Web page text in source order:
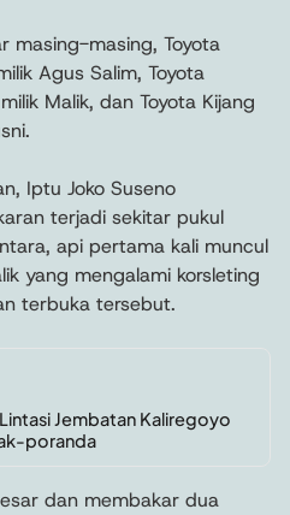
masing-masing, Toyota
Agus Salim, Toyota
Malik, dan Toyota Kijang
Iptu Joko Suseno
terjadi sekitar pukul
api pertama kali muncul
yang mengalami korsleting
terbuka tersebut.
Jembatan Kaliregoyo
poranda
dan membakar dua